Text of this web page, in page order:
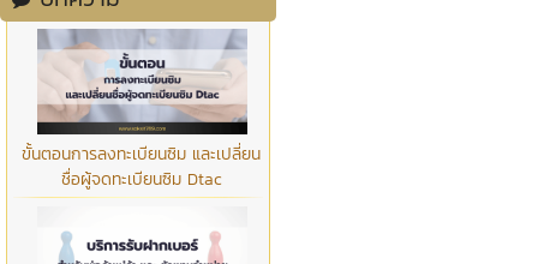
ขั้นตอนการลงทะเบียนซิม และเปลี่ยน
ชื่อผู้จดทะเบียนซิม Dtac